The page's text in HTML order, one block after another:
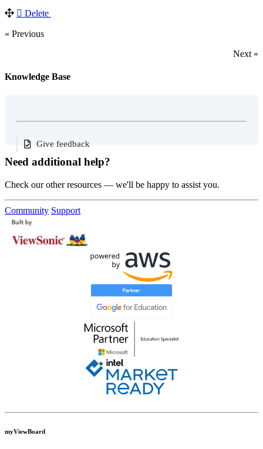
Delete
« Previous
Next »
Knowledge Base
Give feedback
Need additional help?
Check our other resources — we'll be happy to assist you.
Community Support
myViewBoard